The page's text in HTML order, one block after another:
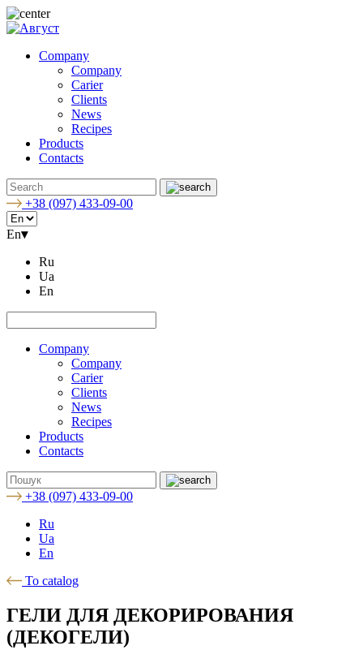
Company
Company
Carier
Clients
News
Recipes
Products
Contacts
+38 (097) 433-09-00
En▾
Ru
Ua
En
Company
Company
Carier
Clients
News
Recipes
Products
Contacts
+38 (097) 433-09-00
Ru
Ua
En
To catalog
ГЕЛИ ДЛЯ ДЕКОРИРОВАНИЯ
(ДЕКОГЕЛИ)